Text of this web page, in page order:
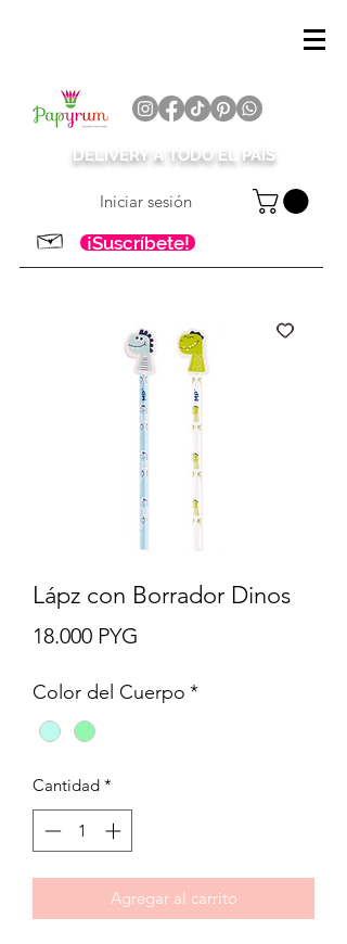
DELIVERY A TODO EL PAÍS
Iniciar sesión
¡Suscríbete!
Lápz con Borrador Dinos
18.000 PYG
Color del Cuerpo *
Cantidad *
Agregar al carrito